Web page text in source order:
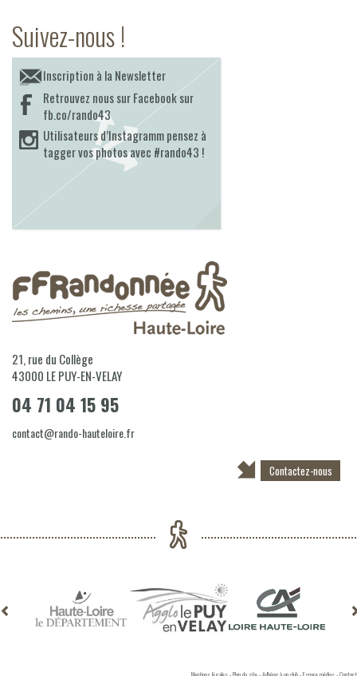
Suivez-nous !
Inscription à la Newsletter
Retrouvez nous sur Facebook sur
fb.co/rando43
Utilisateurs d’Instagramm pensez à
tagger vos photos avec #rando43 !
21, rue du Collège
43000 LE PUY-EN-VELAY
04 71 04 15 95
contact@rando-hauteloire.fr
Contactez-nous